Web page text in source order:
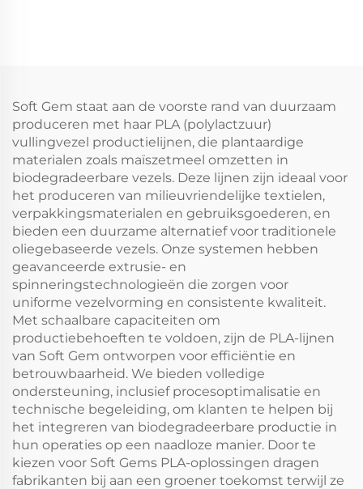
Soft Gem staat aan de voorste rand van duurzaam
produceren met haar PLA (polylactzuur)
vullingvezel productielijnen, die plantaardige
materialen zoals maïszetmeel omzetten in
biodegradeerbare vezels. Deze lijnen zijn ideaal voor
het produceren van milieuvriendelijke textielen,
verpakkingsmaterialen en gebruiksgoederen, en
bieden een duurzame alternatief voor traditionele
oliegebaseerde vezels. Onze systemen hebben
geavanceerde extrusie- en
spinneringstechnologieën die zorgen voor
uniforme vezelvorming en consistente kwaliteit.
Met schaalbare capaciteiten om
productiebehoeften te voldoen, zijn de PLA-lijnen
van Soft Gem ontworpen voor efficiëntie en
betrouwbaarheid. We bieden volledige
ondersteuning, inclusief procesoptimalisatie en
technische begeleiding, om klanten te helpen bij
het integreren van biodegradeerbare productie in
hun operaties op een naadloze manier. Door te
kiezen voor Soft Gems PLA-oplossingen dragen
fabrikanten bij aan een groener toekomst terwijl ze